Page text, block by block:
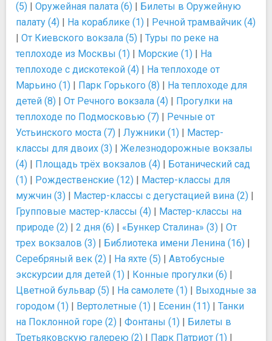
(5) | Оружейная палата (6) | Билеты в Оружейную
палату (4) | На кораблике (1) | Речной трамвайчик (4)
| От Киевского вокзала (5) | Туры по реке на
теплоходе из Москвы (1) | Морские (1) | На
теплоходе с дискотекой (4) | На теплоходе от
Марьино (1) | Парк Горького (8) | На теплоходе для
детей (8) | От Речного вокзала (4) | Прогулки на
теплоходе по Подмосковью (7) | Речные от
Устьинского моста (7) | Лужники (1) | Мастер-
классы для двоих (3) | Железнодорожные вокзалы
(4) | Площадь трёх вокзалов (4) | Ботанический сад
(1) | Рождественские (12) | Мастер-классы для
мужчин (3) | Мастер-классы с дегустацией вина (2) |
Групповые мастер-классы (4) | Мастер-классы на
природе (2) | 2 дня (6) | «Бункер Сталина» (3) | От
трех вокзалов (3) | Библиотека имени Ленина (16) |
Серебряный век (2) | На яхте (5) | Автобусные
экскурсии для детей (1) | Конные прогулки (6) |
Цветной бульвар (5) | На самолете (1) | Выходные за
городом (1) | Вертолетные (1) | Есенин (11) | Танки
на Поклонной горе (2) | Фонтаны (1) | Билеты в
Третьяковскую галерею (2) | Парк Патриот (1) |